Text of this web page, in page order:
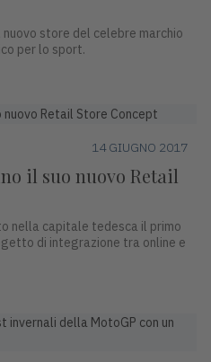
store del celebre marchio
per lo sport.
14 GIUGNO 2017
il suo nuovo Retail
nella capitale tedesca il primo
di integrazione tra online e